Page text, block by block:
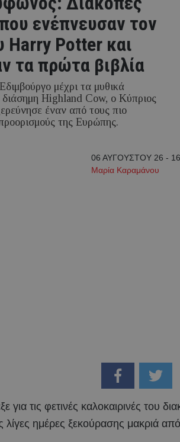
ενέπνευσαν τον
Harry Potter και
τα πρώτα βιβλία
μέχρι τα μυθικά
Highland Cow, ο Κύπριος
έναν από τους πιο
της Ευρώπης.
06 ΑΥΓΟΥΣΤΟΥ 26 -
Μαρία Καραμάνου
για τις φετινές καλοκαιρινές του
ημέρες ξεκούρασης μακριά από